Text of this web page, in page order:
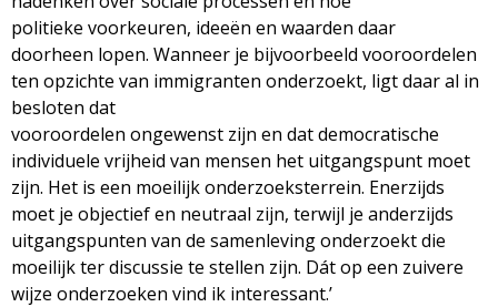
politieke voorkeuren, ideeën en waarden daar
doorheen lopen. Wanneer je bijvoorbeeld vooroordelen
ten opzichte van immigranten onderzoekt, ligt daar al in
besloten dat
vooroordelen ongewenst zijn en dat democratische
individuele vrijheid van mensen het uitgangspunt moet
zijn. Het is een moeilijk onderzoeksterrein. Enerzijds
moet je objectief en neutraal zijn, terwijl je anderzijds
uitgangspunten van de samenleving onderzoekt die
moeilijk ter discussie te stellen zijn. Dát op een zuivere
wijze onderzoeken vind ik interessant.’